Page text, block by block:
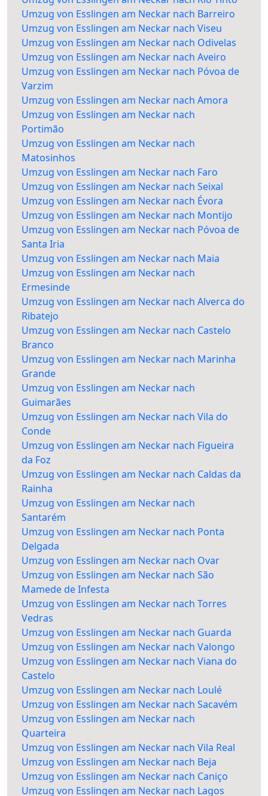
Umzug von Esslingen am Neckar nach Barreiro
Umzug von Esslingen am Neckar nach Viseu
Umzug von Esslingen am Neckar nach Odivelas
Umzug von Esslingen am Neckar nach Aveiro
Umzug von Esslingen am Neckar nach Póvoa de
Varzim
Umzug von Esslingen am Neckar nach Amora
Umzug von Esslingen am Neckar nach
Portimão
Umzug von Esslingen am Neckar nach
Matosinhos
Umzug von Esslingen am Neckar nach Faro
Umzug von Esslingen am Neckar nach Seixal
Umzug von Esslingen am Neckar nach Évora
Umzug von Esslingen am Neckar nach Montijo
Umzug von Esslingen am Neckar nach Póvoa de
Santa Iria
Umzug von Esslingen am Neckar nach Maia
Umzug von Esslingen am Neckar nach
Ermesinde
Umzug von Esslingen am Neckar nach Alverca do
Ribatejo
Umzug von Esslingen am Neckar nach Castelo
Branco
Umzug von Esslingen am Neckar nach Marinha
Grande
Umzug von Esslingen am Neckar nach
Guimarães
Umzug von Esslingen am Neckar nach Vila do
Conde
Umzug von Esslingen am Neckar nach Figueira
da Foz
Umzug von Esslingen am Neckar nach Caldas da
Rainha
Umzug von Esslingen am Neckar nach
Santarém
Umzug von Esslingen am Neckar nach Ponta
Delgada
Umzug von Esslingen am Neckar nach Ovar
Umzug von Esslingen am Neckar nach São
Mamede de Infesta
Umzug von Esslingen am Neckar nach Torres
Vedras
Umzug von Esslingen am Neckar nach Guarda
Umzug von Esslingen am Neckar nach Valongo
Umzug von Esslingen am Neckar nach Viana do
Castelo
Umzug von Esslingen am Neckar nach Loulé
Umzug von Esslingen am Neckar nach Sacavém
Umzug von Esslingen am Neckar nach
Quarteira
Umzug von Esslingen am Neckar nach Vila Real
Umzug von Esslingen am Neckar nach Beja
Umzug von Esslingen am Neckar nach Caniço
Umzug von Esslingen am Neckar nach Lagos